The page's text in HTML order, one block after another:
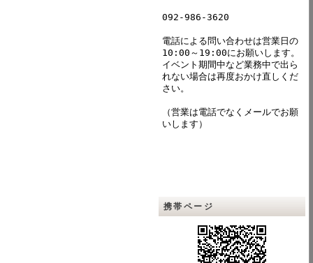
092-986-3620
電話による問い合わせは営業日の
10:00～19:00にお願いします。
イベント期間中など業務中で出ら
れない場合は再度おかけ直しくだ
さい。
（営業は電話でなくメールでお願
いします）
携帯ページ